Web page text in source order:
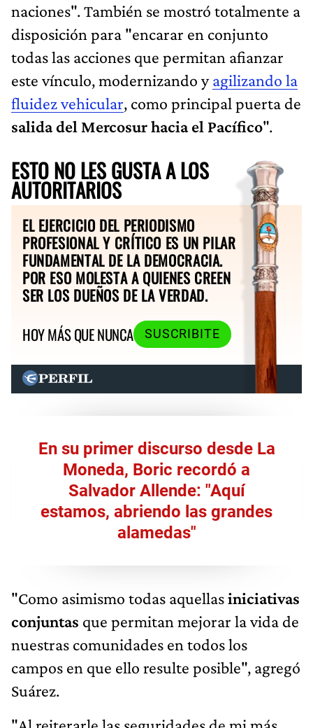
naciones". También se mostró totalmente a
disposición para "encarar en conjunto
todas las acciones que permitan afianzar
este vínculo, modernizando yagilizando la
fluidez vehicular, como principal puerta de
salida del Mercosur hacia el Pacífico".
ESTO NO LES GUSTA A LOS
AUTORITARIOS
EL EJERCICIO DEL PERIODISMO
PROFESIONAL Y CRÍTICO ES UN PILAR
FUNDAMENTAL DE LA DEMOCRACIA.
POR ESO MOLESTA A QUIENES CREEN
SER LOS DUEÑOS DE LA VERDAD.
HOY MÁS QUE NUNCA
SUSCRIBITE
En su primer discurso desde La
Moneda, Boric recordó a
Salvador Allende: "Aquí
estamos, abriendo las grandes
alamedas"
"Como asimismo todas aquellasiniciativas
conjuntas que permitan mejorar la vida de
nuestras comunidades en todos los
campos en que ello resulte posible", agregó
Suárez.